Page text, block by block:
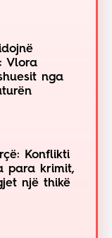
Vlora
nga
Konflikti
para krimit,
një thikë